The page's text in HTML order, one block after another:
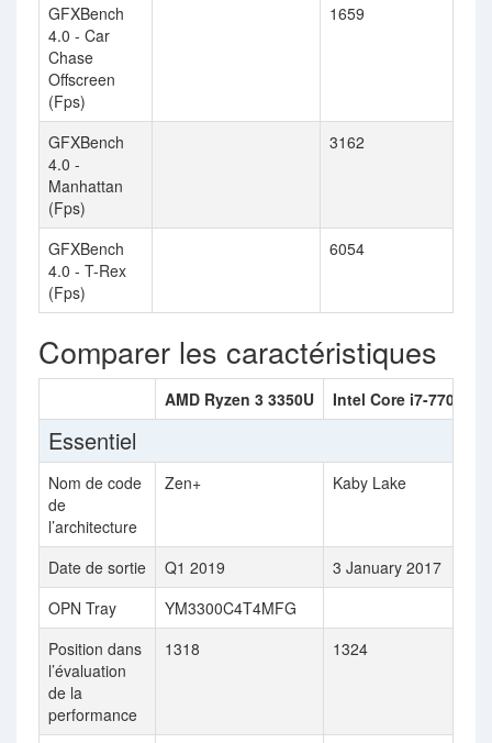
GFXBench
4.0 - Car
Chase
Offscreen
(Fps)
1659
GFXBench
4.0 -
Manhattan
(Fps)
3162
GFXBench
4.0 - T-Rex
(Fps)
6054
Comparer les caractéristiques
AMD Ryzen 3 3350U Intel Core i7-7700HQ
Essentiel
Nom de code
de
l’architecture
Zen+ Kaby Lake
Date de sortie Q1 2019
3 January 2017
OPN Tray
YM3300C4T4MFG
Position dans
l’évaluation
de la
performance
1318 1324